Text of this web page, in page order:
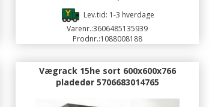
Lev.tid: 1-3 hverdage
Varenr.:3606485135939
Prodnr.:1088008188
Vægrack 15he sort 600x600x766
pladedør 5706683014765